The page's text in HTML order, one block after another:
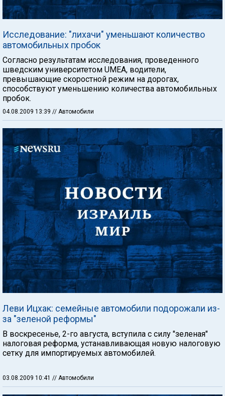
Исследование: "лихачи" уменьшают количество
автомобильных пробок
Согласно результатам исследования, проведенного
шведским университетом UMEA, водители,
превышающие скоростной режим на дорогах,
способствуют уменьшению количества автомобильных
пробок.
04.08.2009 13:39 // Автомобили
Леви Ицхак: семейные автомобили подорожали из-
за "зеленой реформы"
В воскресенье, 2-го августа, вступила с силу "зеленая"
налоговая реформа, устанавливающая новую налоговую
сетку для импортируемых автомобилей.
03.08.2009 10:41 // Автомобили